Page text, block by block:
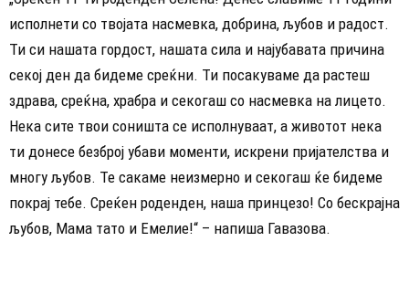
исполнети со твојата насмевка, добрина, љубов и радост.
Ти си нашата гордост, нашата сила и најубавата причина
секој ден да бидеме среќни. Ти посакуваме да растеш
здрава, среќна, храбра и секогаш со насмевка на лицето.
Нека сите твои соништа се исполнуваат, а животот нека
ти донесе безброј убави моменти, искрени пријателства и
многу љубов. Те сакаме неизмерно и секогаш ќе бидеме
покрај тебе. Среќен роденден, наша принцезо! Со бескрајна
љубов, Мама тато и Емелие!“ – напиша Гавазова.